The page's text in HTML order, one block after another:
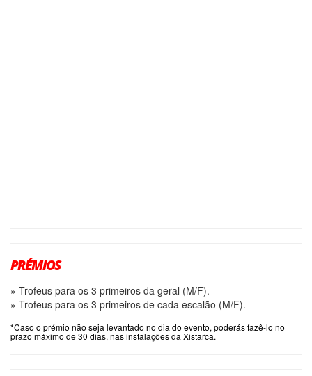
PRÉMIOS
» Trofeus para os 3 primeiros da geral (M/F).
» Trofeus para os 3 primeiros de cada escalão (M/F).
*Caso o prémio não seja levantado no dia do evento, poderás fazê-lo no
prazo máximo de 30 dias, nas instalações da Xistarca.